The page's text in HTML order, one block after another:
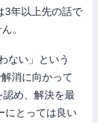
3年以上先の話で
。
ない」という
消に向かって
め、解決を最
にとっては良い